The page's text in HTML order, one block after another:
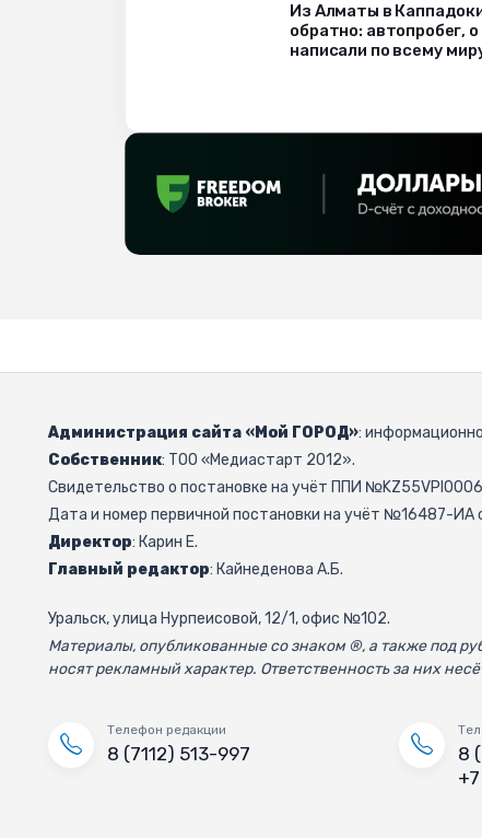
Из Алматы в
обратно: автопробег,
написали по всему
Администрация сайта «Мой ГОРОД»:
Собственник: ТОО «Медиастарт 2012».
Свидетельство о постановке на учёт ППИ
Дата и номер первичной постановки на учёт №16487-ИА
Директор: Карин Е.
Главный редактор: Кайнеденова А.Б.
Уральск, улица Нурпеисовой, 12/1, офис №102.
Материалы, опубликованные со знаком ®, а также под
носят рекламный характер. Ответственность за них
Телефон редакции
8 (7112) 513-997
8